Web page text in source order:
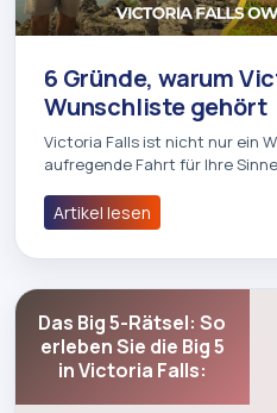
6 Gründe, warum
Wunschliste gehört
Victoria Falls ist nicht nur ein
aufregende Fahrt für Ihre
Artikel lesen
Das Big 5-Rätsel: So
erleben Sie die Big 5
in Victoria Falls: